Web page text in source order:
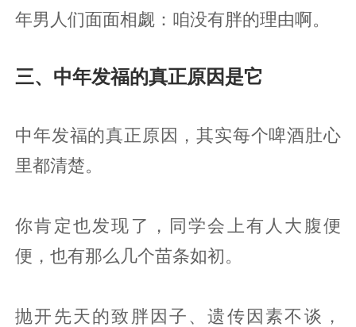
年男人们面面相觑：咱没有胖的理由啊。
三、中年发福的真正原因是它
中年发福的真正原因，其实每个啤酒肚心
里都清楚。
你肯定也发现了，同学会上有人大腹便
便，也有那么几个苗条如初。
抛开先天的致胖因子、遗传因素不谈，